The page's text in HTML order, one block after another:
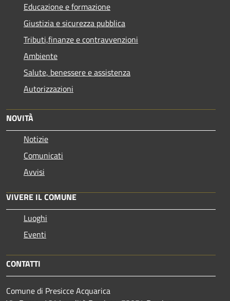
Educazione e formazione
Giustizia e sicurezza pubblica
Tributi,finanze e contravvenzioni
Ambiente
Salute, benessere e assistenza
Autorizzazioni
NOVITÀ
Notizie
Comunicati
Avvisi
VIVERE IL COMUNE
Luoghi
Eventi
CONTATTI
Comune di Presicce Acquarica